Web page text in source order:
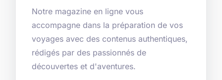
Notre magazine en ligne vous
accompagne dans la préparation de vos
voyages avec des contenus authentiques,
rédigés par des passionnés de
découvertes et d'aventures.